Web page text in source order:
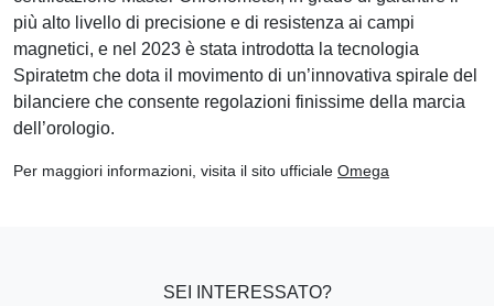
più alto livello di precisione e di resistenza ai campi
magnetici, e nel 2023 è stata introdotta la tecnologia
Spiratetm che dota il movimento di un’innovativa spirale del
bilanciere che consente regolazioni finissime della marcia
dell’orologio.
Per maggiori informazioni, visita il sito ufficiale Omega
SEI INTERESSATO?